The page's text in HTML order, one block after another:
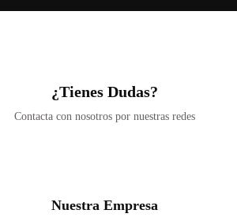
¿Tienes Dudas?
Contacta con nosotros por nuestras redes
Nuestra Empresa